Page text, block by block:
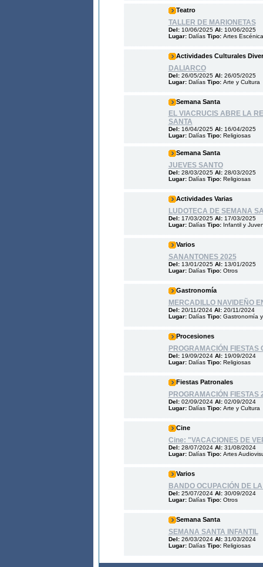
Teatro
TALLER DE MARIONETAS
Del: 10/06/2025 Al: 10/06/2025
Lugar: DalíasTipo: Artes
Actividades Culturales
DALIARCO
Del: 26/05/2025 Al: 26/05/2025
Lugar: DalíasTipo: Arte y Cultura
Semana Santa
EL VIACRUCIS ABRE LA
SANTA
Del: 16/04/2025 Al: 16/04/2025
Lugar: DalíasTipo: Religiosas
Semana Santa
JUEVES SANTO
Del: 28/03/2025 Al: 28/03/2025
Lugar: DalíasTipo: Religiosas
Actividades Varias
LUDOTECA DE SEMANA
Del: 17/03/2025 Al: 17/03/2025
Lugar: DalíasTipo: Infantil y
Varios
SANANTONES 2025
Del: 13/01/2025 Al: 13/01/2025
Lugar: DalíasTipo: Otros
Gastronomía
MERCADILLO NAVIDEÑO
Del: 20/11/2024 Al: 20/11/2024
Lugar: DalíasTipo: Gastronomía
Procesiones
PROGRAMACIÓN FIESTAS
Del: 19/09/2024 Al: 19/09/2024
Lugar: DalíasTipo: Religiosas
Fiestas Patronales
PROGRAMACIÓN FIESTAS
Del: 02/09/2024 Al: 02/09/2024
Lugar: DalíasTipo: Arte y Cultura
Cine
Cine: "VACACIONES DE
Del: 28/07/2024 Al: 31/08/2024
Lugar: DalíasTipo: Artes
Varios
BANDO OCUPACIÓN DE
Del: 25/07/2024 Al: 30/09/2024
Lugar: DalíasTipo: Otros
Semana Santa
SEMANA SANTA INFANTIL
Del: 26/03/2024 Al: 31/03/2024
Lugar: DalíasTipo: Religiosas